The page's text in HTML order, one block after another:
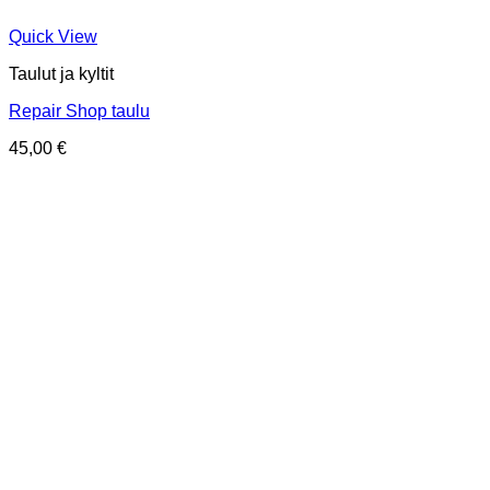
Quick View
Taulut ja kyltit
Repair Shop taulu
45,00 €